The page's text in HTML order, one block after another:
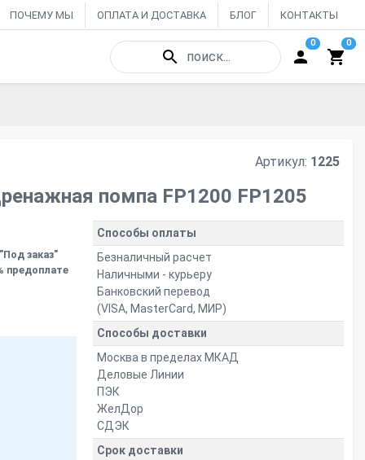
ПОЧЕМУ МЫ ОПЛАТА И ДОСТАВКА БЛОГ КОНТАКТЫ
поиск...
0 0
Артикул: 1225
помпа FP1200 FP1205
заказ"
предоплате
Способы оплаты
Безналичный расчет
Наличными - курьеру
Банковский перевод
(VISA, MasterCard, МИР)
Способы доставки
Москва в пределах МКАД
Деловые Линии
ПЭК
ЖелДор
СДЭК
Срок доставки